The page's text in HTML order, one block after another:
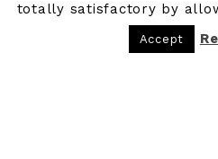
Hotel di
totally satisfactory by
Accept